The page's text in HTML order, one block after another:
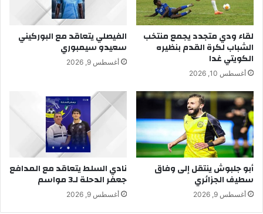
لقاء ودي متجدد يجمع منتخب
الشباب لكرة القدم بنظيره
الكويتي غدا
أغسطس 10, 2026
الفيصلي يتعاقد مع البوركيني
سعيدو سيمبوري
أغسطس 9, 2026
أبو جلبوش ينتقل إلى وفاق
سطيف الجزائري
أغسطس 9, 2026
نادي السلط يتعاقد مع المدافع
جعفر الدحلة لـ3 مواسم
أغسطس 9, 2026